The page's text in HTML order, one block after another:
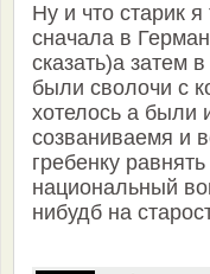
Ну и что старик
сначала в
сказать)а затем
были сволочи с
хотелось а были
созваниваемя и
гребенку
национальный
нибудб на